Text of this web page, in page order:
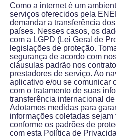
Como a internet é um
serviços oferecidos pela
demandar a transferência
países. Nesses casos, os
com a LGPD (Lei Geral de
legislações de proteção.
segurança de acordo com
cláusulas padrão nos
prestadores de serviço. Ao
aplicativo e/ou se comunicar
com o tratamento de suas
transferência internacional
Adotamos medidas para
informações coletadas
conforme os padrões de
com esta Política de